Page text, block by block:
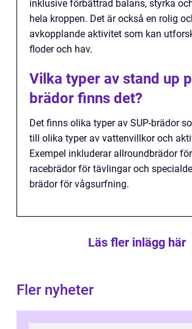
inklusive förbättrad balans, styrka
hela kroppen. Det är också en rolig
avkopplande aktivitet som kan
floder och hav.
Vilka typer av stand up
brädor finns det?
Det finns olika typer av SUP-brädor
till olika typer av vattenvillkor och
Exempel inkluderar allroundbrädor
racebrädor för tävlingar och
brädor för vågsurfning.
Läs fler inlägg här
Fler nyheter